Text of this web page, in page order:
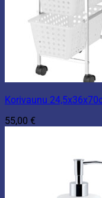
Korivaunu
55,00 €